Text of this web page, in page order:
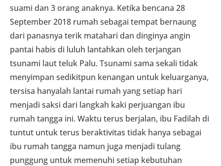
suami dan 3 orang anaknya. Ketika bencana 28
September 2018 rumah sebagai tempat bernaung
dari panasnya terik matahari dan dinginya angin
pantai habis di luluh lantahkan oleh terjangan
tsunami laut teluk Palu. Tsunami sama sekali tidak
menyimpan sedikitpun kenangan untuk keluarganya,
tersisa hanyalah lantai rumah yang setiap hari
menjadi saksi dari langkah kaki perjuangan ibu
rumah tangga ini. Waktu terus berjalan, ibu Fadilah di
tuntut untuk terus beraktivitas tidak hanya sebagai
ibu rumah tangga namun juga menjadi tulang
punggung untuk memenuhi setiap kebutuhan